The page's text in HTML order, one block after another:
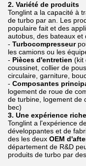
2. Variété de produits
Tonglint a la capacité à
de turbo par an. Les
populaire fait et des
autobus, des bateaux et
- Turbocompresseur
les camions ou les
- Pièces d'entretien (kit
coussinet, collier de
circulaire, garniture,
- Composantes
logement de roue de
de turbine, logement de
bec)
3. Une expérience riche
Tonglint a l'expérience
développantes et de
des les deux OEM
département de R&D
produits de turbo par